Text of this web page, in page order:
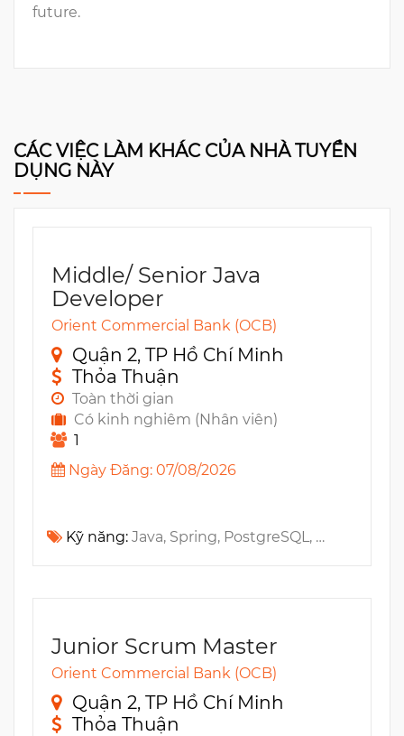
future.
CÁC VIỆC LÀM KHÁC CỦA NHÀ TUYỂN
DỤNG NÀY
Middle/ Senior Java
Developer
Orient Commercial Bank (OCB)
Quận 2, TP Hồ Chí Minh
Thỏa Thuận
Toàn thời gian
Có kinh nghiêm (Nhân viên)
1
Ngày Đăng: 07/08/2026
Kỹ năng: Java, Spring, PostgreSQL, Elasticsearch, SOLID, Docker, Redis, Architecture, Singleton, Repository pattern, Mockito, Apache Kafka, Spring Boot, Kubernetes, Microservices, SDLC, RESTful API, CI/CD, MySQL, OOP, Unit testing, Adobe InDesign, Core Java, JUnit, SOAP, Design Patterns, Multi-Threading, SOA
Junior Scrum Master
Orient Commercial Bank (OCB)
Quận 2, TP Hồ Chí Minh
Thỏa Thuận